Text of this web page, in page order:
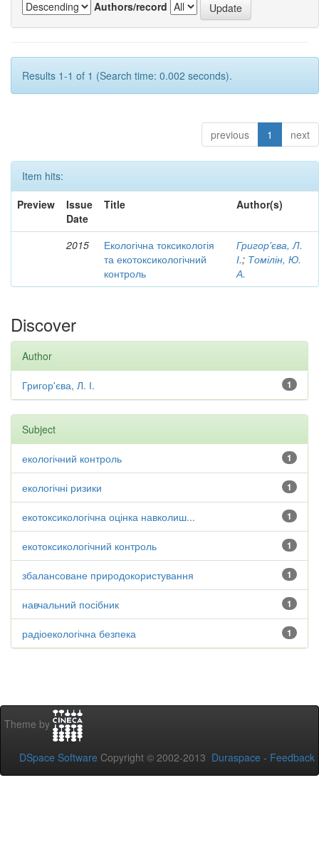
Authors/record
Results 1-1 of 1 (Search time: 0.002 seconds).
previous 1 next
Item hits:
Preview
Issue
Date
Title Author(s)
2015
Екологічна токсикологія
та екотоксикологічний
контроль
Григор'єва, Л.
І.; Томілін, Ю.
А.
Discover
Author
1
Григор'єва, Л. І.
Subject
1
екологічний контроль
1
екологічні ризики
1
екотоксикологічна оцінка навколиш...
1
екотоксикологічний контроль
1
збалансоване природокористування
1
навчальний посібник
1
радіоекологічна безпека
Theme by
DSpace Software Copyright © 2002-2013 Duraspace - Feedback